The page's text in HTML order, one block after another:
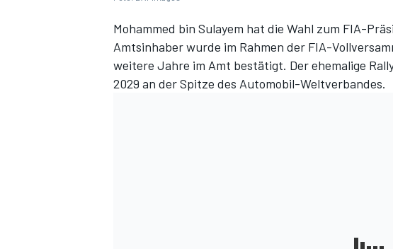
Mohammed bin Sulayem hat die Wahl zum FIA-
Amtsinhaber wurde im Rahmen der FIA-
weitere Jahre im Amt bestätigt. Der ehemalige
2029 an der Spitze des Automobil-Weltverbandes.